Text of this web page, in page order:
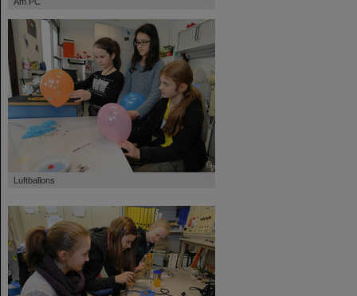
©
Luftballons